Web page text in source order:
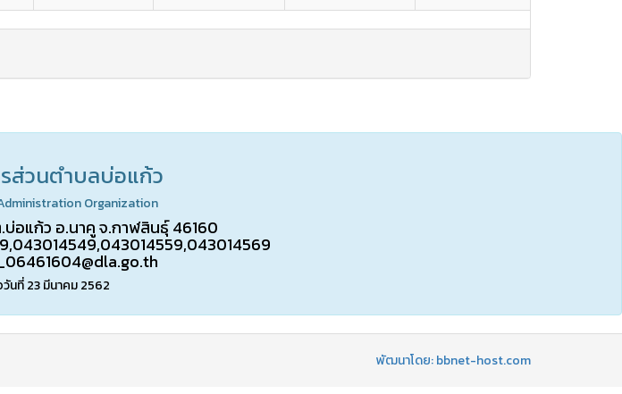
ส่วนตำบลบ่อแก้ว
Organization
อแก้ว อ.นาคู จ.กาฬสินธุ์ 46160
นที่ 23 มีนาคม 2562
พัฒนาโดย: bbnet-host.com